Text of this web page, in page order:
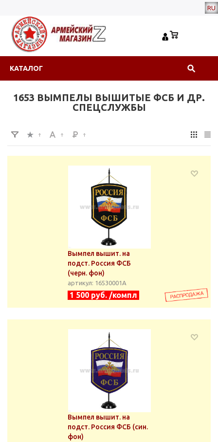
RU
КАТАЛОГ
1653 ВЫМПЕЛЫ ВЫШИТЫЕ ФСБ И ДР.
СПЕЦСЛУЖБЫ
Вымпел вышит. на
подст. Россия ФСБ
(черн. фон)
артикул: 16530001А
1 500 руб. /компл
Вымпел вышит. на
подст. Россия ФСБ (син.
фон)